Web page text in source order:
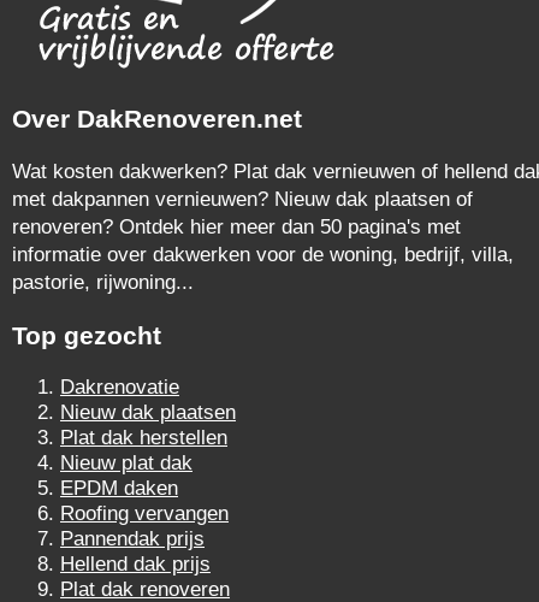
Over DakRenoveren.net
Wat kosten dakwerken? Plat dak vernieuwen of hellend
met dakpannen vernieuwen? Nieuw dak plaatsen of
renoveren? Ontdek hier meer dan 50 pagina's met
informatie over dakwerken voor de woning, bedrijf, villa,
pastorie, rijwoning...
Top gezocht
Dakrenovatie
Nieuw dak plaatsen
Plat dak herstellen
Nieuw plat dak
EPDM daken
Roofing vervangen
Pannendak prijs
Hellend dak prijs
Plat dak renoveren